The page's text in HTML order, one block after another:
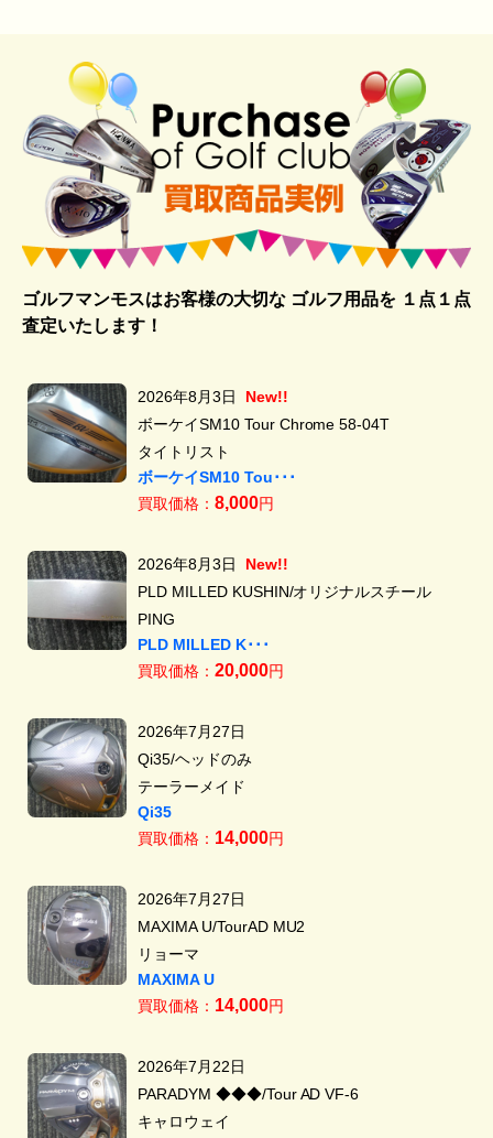
ゴルフマンモスはお客様の大切な ゴルフ用品を１点１点
査定いたします！
2026年8月3日
New!!
ボーケイSM10 Tour Chrome 58-04T
タイトリスト
ボーケイSM10 Tou･･･
買取価格： 8,000円
2026年8月3日
New!!
PLD MILLED KUSHIN/オリジナルスチール
PING
PLD MILLED K･･･
買取価格： 20,000円
2026年7月27日
Qi35/ヘッドのみ
テーラーメイド
Qi35
買取価格： 14,000円
2026年7月27日
MAXIMA U/TourAD MU2
リョーマ
MAXIMA U
買取価格： 14,000円
2026年7月22日
PARADYM ◆◆◆/Tour AD VF-6
キャロウェイ